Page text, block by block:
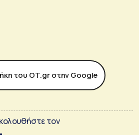
του ΟΤ.gr στην Google
τον